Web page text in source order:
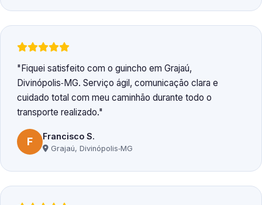
Fiquei satisfeito com o guincho em Grajaú,
Divinópolis‑MG. Serviço ágil, comunicação clara e
cuidado total com meu caminhão durante todo o
transporte realizado.
F Francisco S.
Grajaú, Divinópolis‑MG